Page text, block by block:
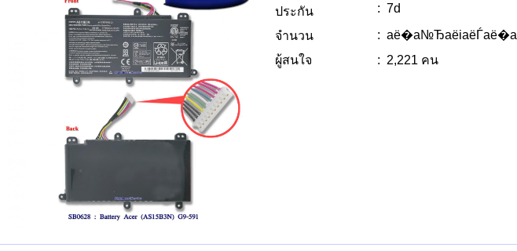
ประกัน
: 7d
จำนวน
:
ผู้สนใจ
: 2,221 คน